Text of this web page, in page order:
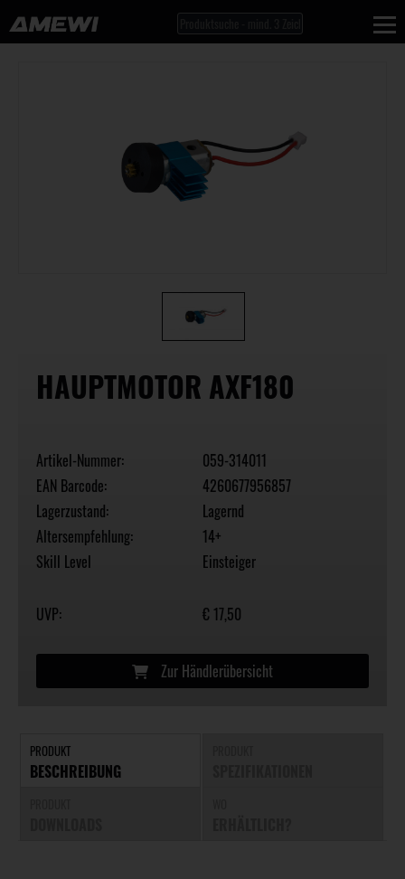
HAUPTMOTOR AXF180
Artikel-Nummer:
059-314011
EAN Barcode:
4260677956857
Lagerzustand:
Lagernd
Altersempfehlung:
14+
Skill Level
Einsteiger
UVP: € 17,50
Zur Händlerübersicht
PRODUKT
BESCHREIBUNG